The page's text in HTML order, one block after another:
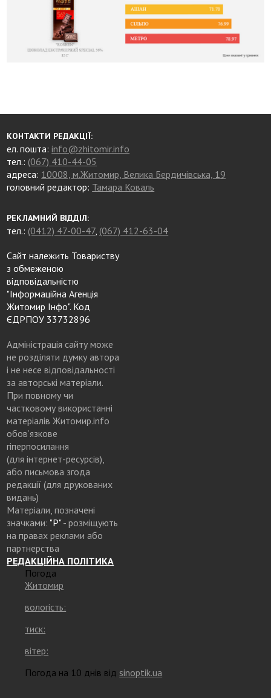
КОНТАКТИ РЕДАКЦІЇ:
ел. пошта:info@zhitomir.info
тел.: (067) 410-44-05
адреса: 10008, м.Житомир, Велика Бердичівська, 19
головний редактор: Тамара Коваль
РЕКЛАМНИЙ ВІДДІЛ:
тел.: (0412) 47-00-47, (067) 412-63-04
Сайт належить Товариству
з обмеженою
відповідальністю
"Інформаційна Агенція
Житомир Інфо". Код
ЄДРПОУ 33732896
Адміністрація сайту може
не розділяти думку автора
і не несе відповідальності
за авторські матеріали.
При повному чи
частковому використанні
матеріалів Житомир.info
обов’язкове
гіперпосилання
(для інтернет-ресурсів),
або письмова згода
редакції (для друкованих
видань)
Матеріали, позначені
значками: "Р"- розміщують
на правах реклами або
партнерства
РЕДАКЦІЙНА ПОЛІТИКА
Погода
Житомир
вологість:
тиск:
вітер:
Погода на 10 днів від sinoptik.ua